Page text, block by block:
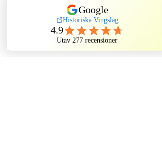
Spökmiddag på Sten Sture